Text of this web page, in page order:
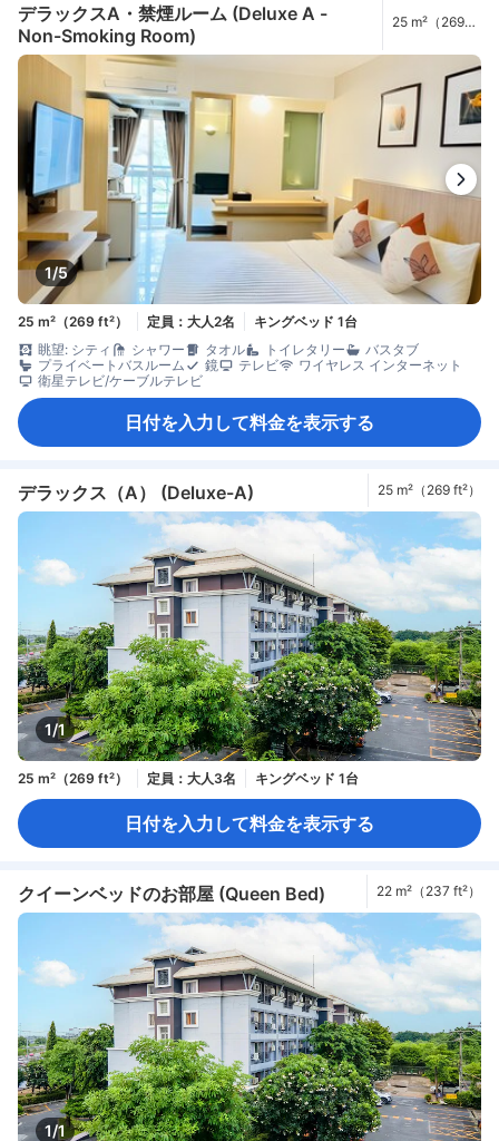
デラックスA・禁煙ルーム (Deluxe A -
Non-Smoking Room)
25 m²（269
1/5
25 m²（269 ft²） 定員：大人2名
キングベッド 1台
眺望: シティ
シャワー タオル トイレタリー
バスタブ
プライベートバスルーム
鏡 テレビ
ワイヤレス インターネット
衛星テレビ/ケーブルテレビ
日付を入力して料金を表示する
デラックス（A） (Deluxe-A) 25 m²（269 ft²）
1/1
25 m²（269 ft²） 定員：大人3名 キングベッド 1台
日付を入力して料金を表示する
クイーンベッドのお部屋 (Queen Bed) 22 m²（237 ft²）
1/1